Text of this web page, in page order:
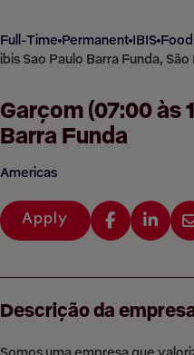
Full-Time Permanent IBIS
ibis Sao Paulo Barra Funda, São
Garçom (07:00 às
Barra Funda
Americas
Apply
Descrição da